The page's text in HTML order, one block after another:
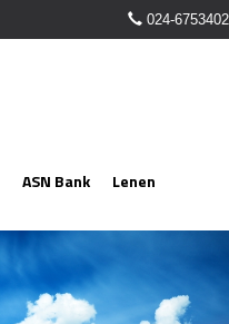
024-6753402
ASN Bank
Lenen